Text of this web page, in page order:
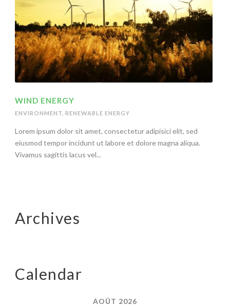
WIND ENERGY
ENVIRONMENT RENEWABLE ENERGY
Lorem ipsum dolor sit amet, consectetur adipisici elit, sed
eiusmod tempor incidunt ut labore et dolore magna aliqua.
Vivamus sagittis lacus vel...
Archives
Calendar
AOÛT 2026